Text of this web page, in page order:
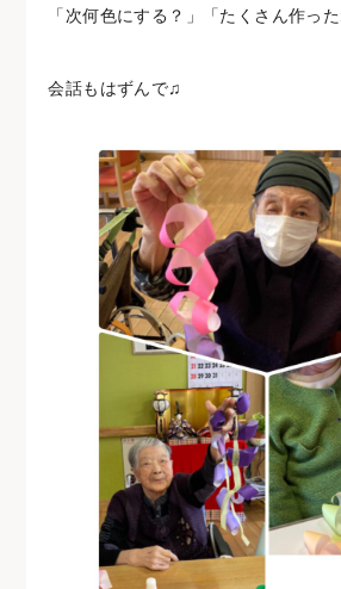
「次何色にする？」「たくさん作った
会話もはずんで♫